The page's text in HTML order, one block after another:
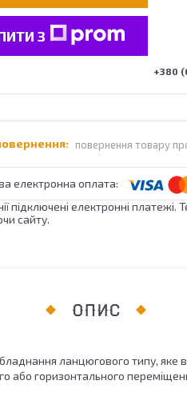
З
+380
повернення товару
підключені електронні
сайту.
ОПИС
ланцюгового типу, яке
або горизонтального